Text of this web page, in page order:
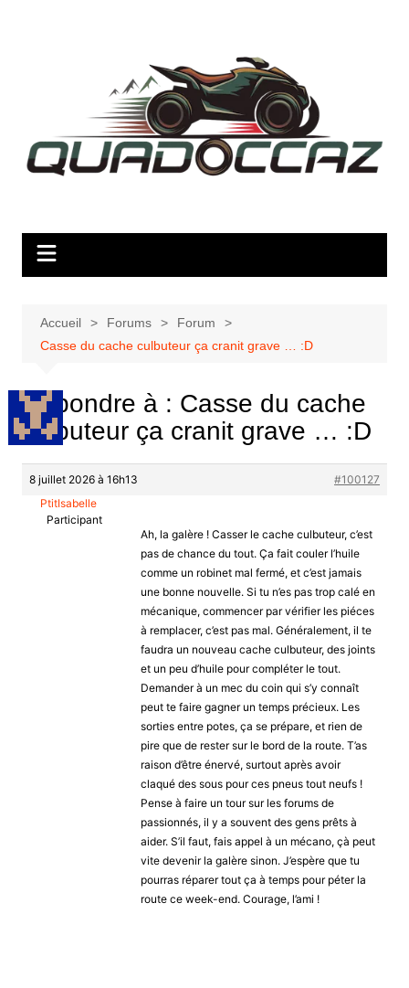
Accueil Forums
Forum
Casse du cache culbuteur ça cranit grave … :D
Répondre à : Casse du cache
culbuteur ça cranit grave … :D
8 juillet 2026 à 16h13
#100127
PtitIsabelle
Participant
Ah, la galère ! Casser le cache culbuteur, c’est
pas de chance du tout. Ça fait couler l’huile
comme un robinet mal fermé, et c’est jamais
une bonne nouvelle. Si tu n’es pas trop calé en
mécanique, commencer par vérifier les piéces
à remplacer, c’est pas mal. Généralement, il te
faudra un nouveau cache culbuteur, des joints
et un peu d’huile pour compléter le tout.
Demander à un mec du coin qui s’y connaît
peut te faire gagner un temps précieux. Les
sorties entre potes, ça se prépare, et rien de
pire que de rester sur le bord de la route. T’as
raison d’être énervé, surtout après avoir
claqué des sous pour ces pneus tout neufs !
Pense à faire un tour sur les forums de
passionnés, il y a souvent des gens prêts à
aider. S’il faut, fais appel à un mécano, çà peut
vite devenir la galère sinon. J’espère que tu
pourras réparer tout ça à temps pour péter la
route ce week-end. Courage, l’ami !